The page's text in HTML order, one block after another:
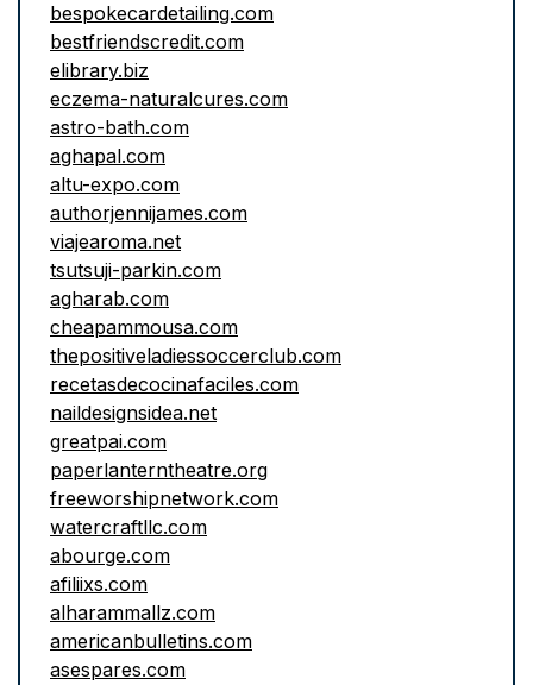
bespokecardetailing.com
bestfriendscredit.com
elibrary.biz
eczema-naturalcures.com
astro-bath.com
aghapal.com
altu-expo.com
authorjennijames.com
viajearoma.net
tsutsuji-parkin.com
agharab.com
cheapammousa.com
thepositiveladiessoccerclub.com
recetasdecocinafaciles.com
naildesignsidea.net
greatpai.com
paperlanterntheatre.org
freeworshipnetwork.com
watercraftllc.com
abourge.com
afiliixs.com
alharammallz.com
americanbulletins.com
asespares.com